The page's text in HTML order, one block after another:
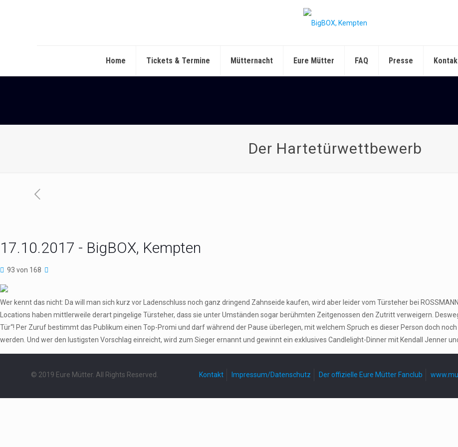
Home Tickets & Termine Mütternacht Eure Mütter FAQ Presse
Der Hartetürwettbewerb
17.10.2017 - BigBOX, Kempten
93 von 168
Wer kennt das nicht: Da will man sich kurz vor Ladenschluss noch ganz dringend Zahnseide kaufen, wird aber leider vom Türsteher bei
Locations haben mittlerweile derart pingelige Türsteher, dass sie unter Umständen sogar berühmten Zeitgenossen den Zutritt verweigern.
Tür“! Per Zuruf bestimmt das Publikum einen Top-Promi und darf während der Pause überlegen, mit welchem Spruch es dieser Person doch
werden. Und wer den lustigsten Vorschlag einreicht, wird zum Sieger ernannt und gewinnt ein exklusives Candlelight-Dinner mit Kendall Jenner
© 2019 Eure Mütter. All Rights Reserved. Kontakt Impressum/Datenschutz Der offizielle Eure Mütter Fanclub